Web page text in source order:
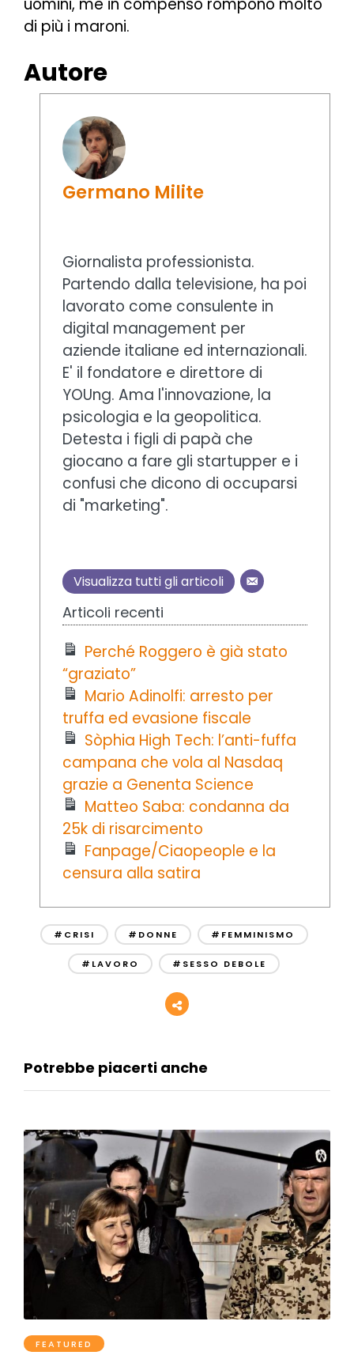
uomini, me in compenso rompono molto
di più i maroni.
Autore
Germano Milite
Giornalista professionista.
Partendo dalla televisione, ha poi
lavorato come consulente in
digital management per
aziende italiane ed internazionali.
E' il fondatore e direttore di
YOUng. Ama l'innovazione, la
psicologia e la geopolitica.
Detesta i figli di papà che
giocano a fare gli startupper e i
confusi che dicono di occuparsi
di "marketing".
Visualizza tutti gli articoli
Articoli recenti
Perché Roggero è già stato
“graziato”
Mario Adinolfi: arresto per
truffa ed evasione fiscale
Sòphia High Tech: l’anti-fuffa
campana che vola al Nasdaq
grazie a Genenta Science
Matteo Saba: condanna da
25k di risarcimento
Fanpage/Ciaopeople e la
censura alla satira
#CRISI #DONNE #FEMMINISMO
#LAVORO #SESSO DEBOLE
Potrebbe piacerti anche
FEATURED